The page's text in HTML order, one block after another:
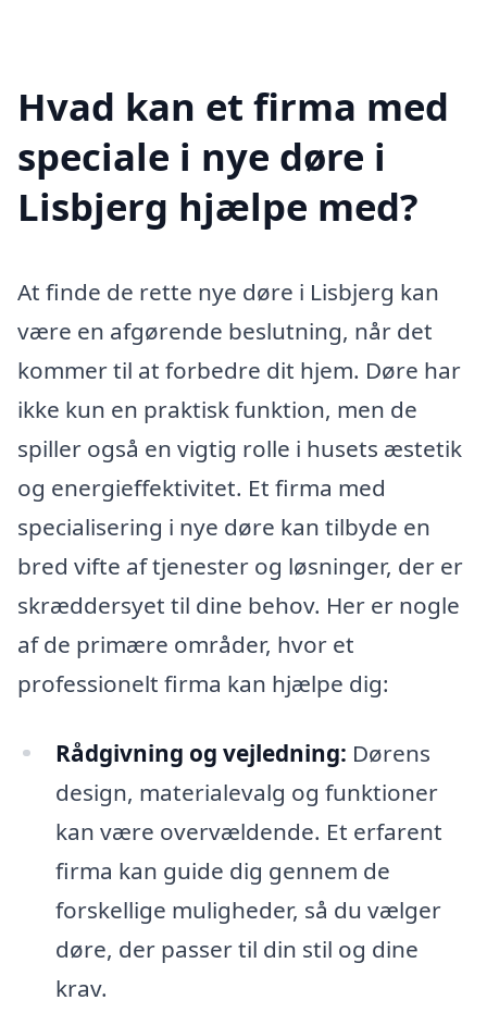
Hvad kan et firma med
speciale i nye døre i
Lisbjerg hjælpe med?
At finde de rette nye døre i Lisbjerg kan
være en afgørende beslutning, når det
kommer til at forbedre dit hjem. Døre har
ikke kun en praktisk funktion, men de
spiller også en vigtig rolle i husets æstetik
og energieffektivitet. Et firma med
specialisering i nye døre kan tilbyde en
bred vifte af tjenester og løsninger, der er
skræddersyet til dine behov. Her er nogle
af de primære områder, hvor et
professionelt firma kan hjælpe dig:
Rådgivning og vejledning: Dørens
design, materialevalg og funktioner
kan være overvældende. Et erfarent
firma kan guide dig gennem de
forskellige muligheder, så du vælger
døre, der passer til din stil og dine
krav.